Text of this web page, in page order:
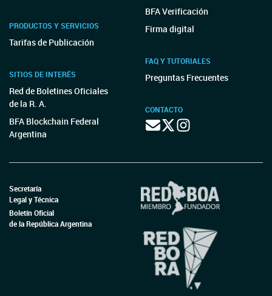
PRODUCTOS Y SERVICIOS
Tarifas de Publicación
SITIOS DE INTERÉS
Red de Boletines Oficiales
de la R. A.
BFA Blockchain Federal
Argentina
BFA Verificación
Firma digital
FAQ Y TUTORIALES
Preguntas Frecuentes
CONTACTO
Secretaría
Legal y Técnica
Boletín Oficial
de la República Argentina